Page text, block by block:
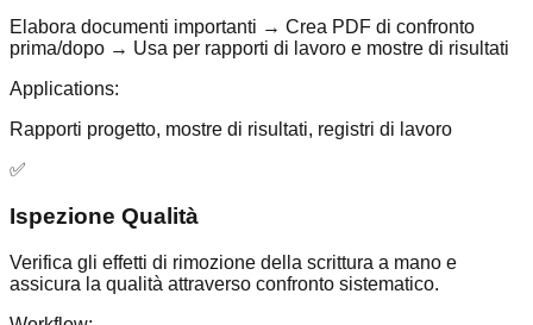
Elabora documenti importanti → Crea PDF di confronto
prima/dopo → Usa per rapporti di lavoro e mostre di risultati
Applications:
Rapporti progetto, mostre di risultati, registri di lavoro
✅
Ispezione Qualità
Verifica gli effetti di rimozione della scrittura a mano e
assicura la qualità attraverso confronto sistematico.